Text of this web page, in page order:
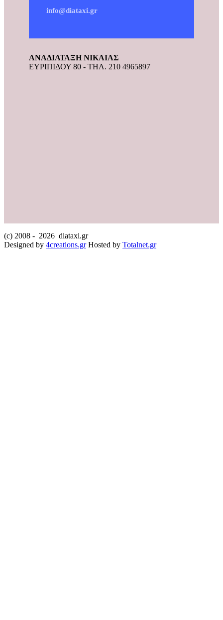
info@diataxi.gr
ΑΝΑΔΙΑΤΑΞΗ ΝΙΚΑΙΑΣ
ΕΥΡΙΠΙΔΟΥ 80 - ΤΗΛ. 210 4965897
(c) 2008 - 2026 diataxi.gr
Designed by 4creations.grHosted by Totalnet.gr